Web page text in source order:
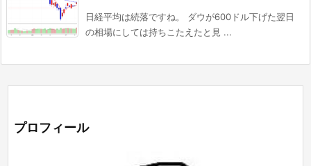
日経平均は続落ですね。 ダウが600ドル下げた翌日
の相場にしては持ちこたえたと見 ...
プロフィール